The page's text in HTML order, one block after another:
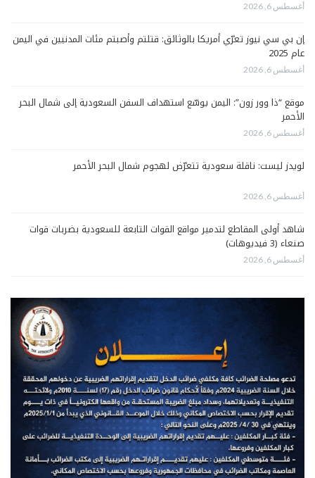
أغسطس 6, 2026
إن بي سي نيوز تعرّي أمريكا بالوثائق: قتلتم وأصبتم مئات المدنيين في اليمن
عام 2025
أغسطس 6, 2026
موقع “ذا وور زون”: اليمن يوسّع استهداف السفن السعودية إلى شمال البحر
الأحمر
أغسطس 6, 2026
لويدز ليست: ناقلة سعودية تتعرّض لهجوم شمال البحر الأحمر
أغسطس 6, 2026
شاهد أولى المقاطع لتدمير مواقع القوات التابعة للسعودية بضربات قوات
صنعاء (3 فيديوهات)
أغسطس 6, 2026